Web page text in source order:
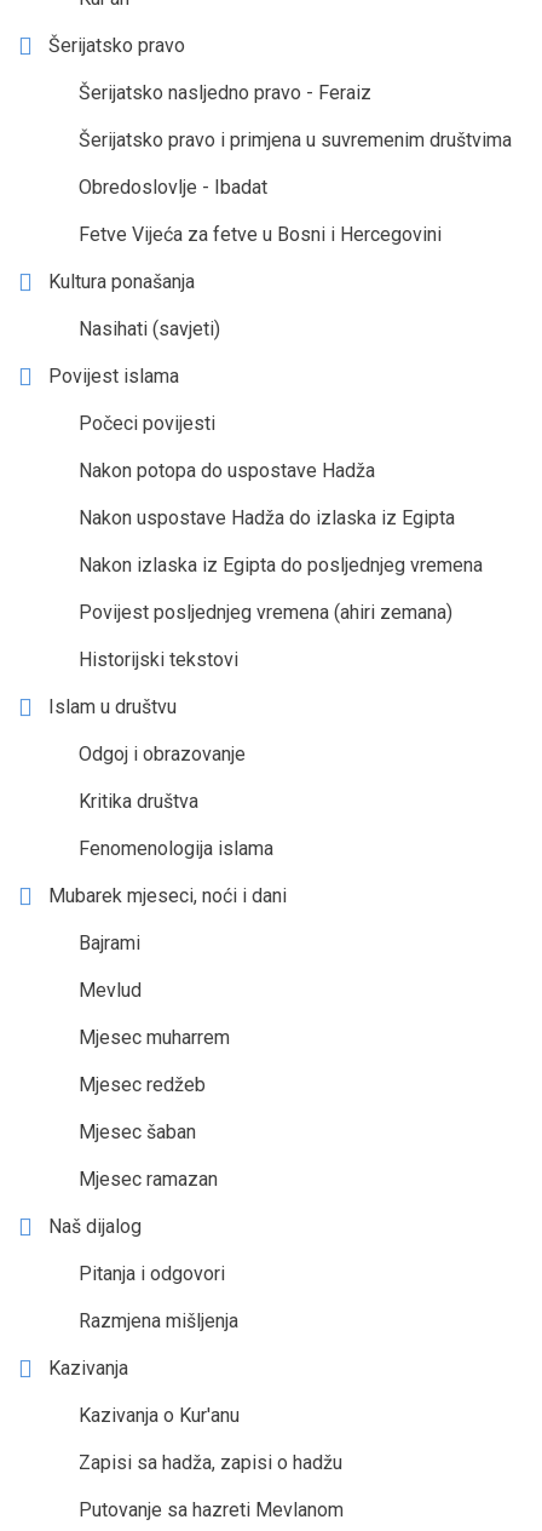
Šerijatsko pravo
Šerijatsko nasljedno pravo - Feraiz
Šerijatsko pravo i primjena u suvremenim društvima
Obredoslovlje - Ibadat
Fetve Vijeća za fetve u Bosni i Hercegovini
Kultura ponašanja
Nasihati (savjeti)
Povijest islama
Počeci povijesti
Nakon potopa do uspostave Hadža
Nakon uspostave Hadža do izlaska iz Egipta
Nakon izlaska iz Egipta do posljednjeg vremena
Povijest posljednjeg vremena (ahiri zemana)
Historijski tekstovi
Islam u društvu
Odgoj i obrazovanje
Kritika društva
Fenomenologija islama
Mubarek mjeseci, noći i dani
Bajrami
Mevlud
Mjesec muharrem
Mjesec redžeb
Mjesec šaban
Mjesec ramazan
Naš dijalog
Pitanja i odgovori
Razmjena mišljenja
Kazivanja
Kazivanja o Kur'anu
Zapisi sa hadža, zapisi o hadžu
Putovanje sa hazreti Mevlanom